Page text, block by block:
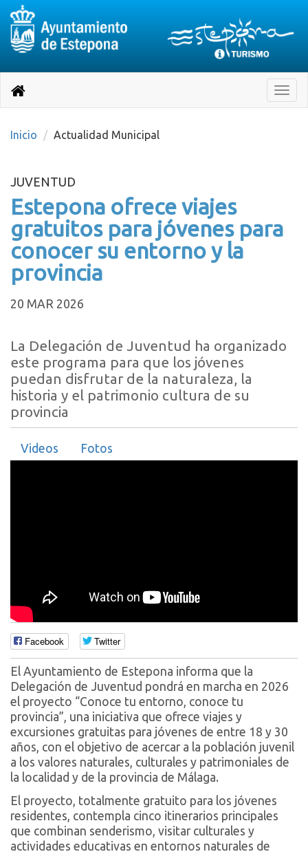
página
Toggle
Destino:
Volver
inicio
Inicio Actualidad Municipal
JUVENTUD
Estepona ofrece viajes
gratuitos para jóvenes para
conocer su entorno y la
provincia
20 MAR 2026
La Delegación de Juventud ha organizado
este programa para que los jóvenes
puedan disfrutar de la naturaleza, la
historia y el patrimonio cultura de su
provincia
Videos Fotos
Facebook Twitter
El Ayuntamiento de Estepona informa que la
Delegación de Juventud pondrá en marcha en 2026
el proyecto “Conoce tu entorno, conoce tu
provincia”, una iniciativa que ofrece viajes y
excursiones gratuitas para jóvenes de entre 18 y 30
años, con el objetivo de acercar a la población juvenil
a los valores naturales, culturales y patrimoniales de
la localidad y de la provincia de Málaga.
El proyecto, totalmente gratuito para los jóvenes
residentes, contempla cinco itinerarios principales
que combinan senderismo, visitar culturales y
actividades educativas en entornos naturales de